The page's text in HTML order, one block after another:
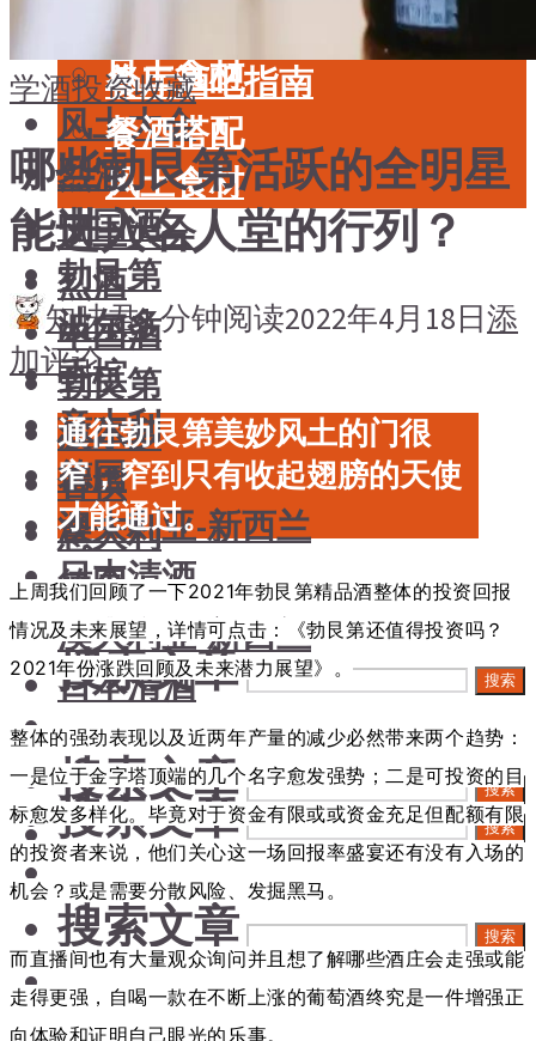
餐酒搭配
风土食材
风土大会
烈酒
中国酒
勃艮第
波尔多
香槟
意大利
德国
澳大利亚-新西兰
日本清酒
搜索文章 搜索
搜索文章 搜索
美食
餐厅酒吧指南
餐酒搭配
风土食材
风土大会
烈酒
中国酒
勃艮第
波尔多
香槟
意大利
德国
澳大利亚-新西兰
日本清酒
搜索文章 搜索
搜索文章 搜索
学酒投资收藏
哪些勃艮第活跃的全明星
能进入名人堂的行列？
知味君1 分钟阅读2022年4月18日添
加评论
通往勃艮第美妙风土的门很
窄，窄到只有收起翅膀的天使
才能通过。
上周我们回顾了一下2021年勃艮第精品酒整体的投资回报
情况及未来展望，详情可点击：《勃艮第还值得投资吗？
2021年份涨跌回顾及未来潜力展望》。
整体的强劲表现以及近两年产量的减少必然带来两个趋势：
一是位于金字塔顶端的几个名字愈发强势；二是可投资的目
标愈发多样化。毕竟对于资金有限或或资金充足但配额有限
的投资者来说，他们关心这一场回报率盛宴还有没有入场的
机会？或是需要分散风险、发掘黑马。
而直播间也有大量观众询问并且想了解哪些酒庄会走强或能
走得更强，自喝一款在不断上涨的葡萄酒终究是一件增强正
向体验和证明自己眼光的乐事。